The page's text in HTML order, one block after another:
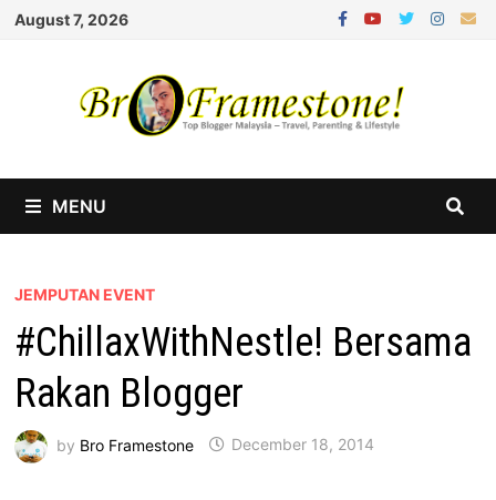
Skip
August 7, 2026
MENU
JEMPUTAN EVENT
#ChillaxWithNestle! Bersama
Rakan Blogger
by Bro Framestone December 18, 2014